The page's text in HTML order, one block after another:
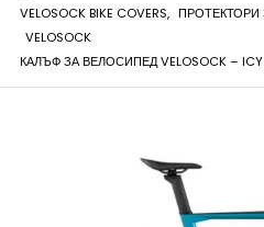
VELOSOCK BIKE COVERS, ПРОТЕКТОРИ
VELOSOCK
КАЛЪФ ЗА ВЕЛОСИПЕД VELOSOCK – ICY